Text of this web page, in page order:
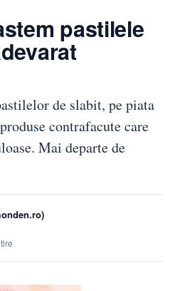
pastilele
de slabit, pe piata
contrafacute care
Mai departe de